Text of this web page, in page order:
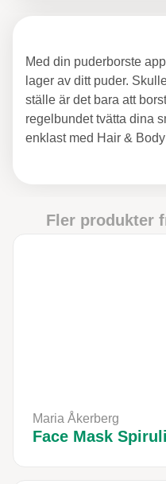
Med din puderborste
lager av ditt puder.
ställe är det bara att
regelbundet tvätta dina
enklast med Hair &
Fler produkter
Maria Åkerberg
Face Mask